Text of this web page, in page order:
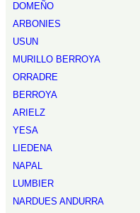
DOMEÑO
ARBONIES
USUN
MURILLO BERROYA
ORRADRE
BERROYA
ARIELZ
YESA
LIEDENA
NAPAL
LUMBIER
NARDUES ANDURRA